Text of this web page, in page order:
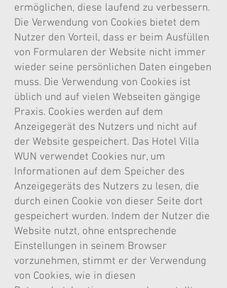
ermöglichen, diese laufend zu verbessern.
Die Verwendung von Cookies bietet dem
Nutzer den Vorteil, dass er beim Ausfüllen
von Formularen der Website nicht immer
wieder seine persönlichen Daten eingeben
muss. Die Verwendung von Cookies ist
üblich und auf vielen Webseiten gängige
Praxis. Cookies werden auf dem
Anzeigegerät des Nutzers und nicht auf
der Website gespeichert. Das Hotel Villa
WUN verwendet Cookies nur, um
Informationen auf dem Speicher des
Anzeigegeräts des Nutzers zu lesen, die
durch einen Cookie von dieser Seite dort
gespeichert wurden. Indem der Nutzer die
Website nutzt, ohne entsprechende
Einstellungen in seinem Browser
vorzunehmen, stimmt er der Verwendung
von Cookies, wie in diesen